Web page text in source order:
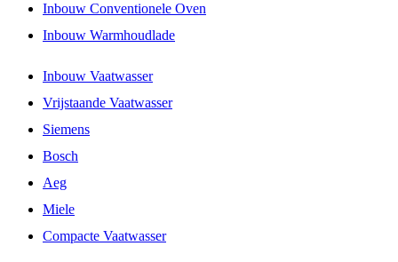
Inbouw Conventionele Oven
Inbouw Warmhoudlade
Inbouw Vaatwasser
Vrijstaande Vaatwasser
Siemens
Bosch
Aeg
Miele
Compacte Vaatwasser